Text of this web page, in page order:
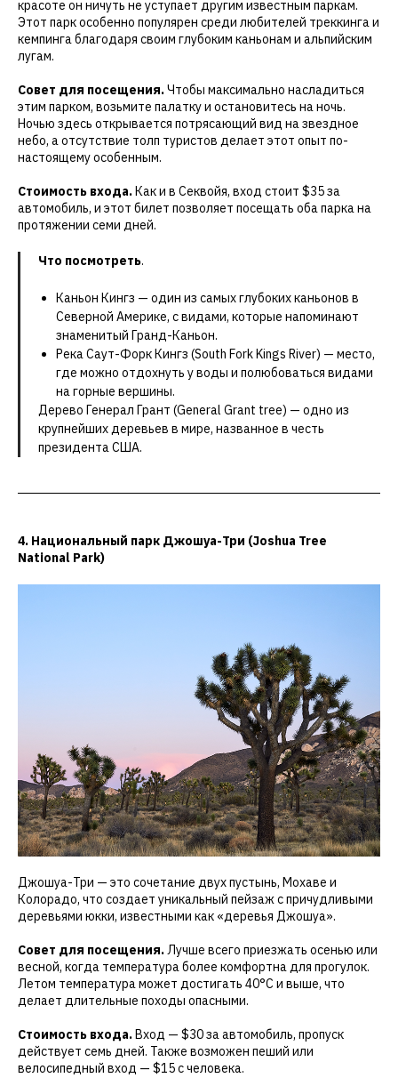
красоте он ничуть не уступает другим известным паркам.
Этот парк особенно популярен среди любителей треккинга и
кемпинга благодаря своим глубоким каньонам и альпийским
лугам.
Совет для посещения.Чтобы максимально насладиться
этим парком, возьмите палатку и остановитесь на ночь.
Ночью здесь открывается потрясающий вид на звездное
небо, а отсутствие толп туристов делает этот опыт по-
настоящему особенным.
Стоимость входа.Как и в Секвойя, вход стоит $35 за
автомобиль, и этот билет позволяет посещать оба парка на
протяжении семи дней.
Что посмотреть.
Каньон Кингз — один из самых глубоких каньонов в
Северной Америке, с видами, которые напоминают
знаменитый Гранд-Каньон.
Река Саут-Форк Кингз (South Fork Kings River) — место,
где можно отдохнуть у воды и полюбоваться видами
на горные вершины.
Дерево Генерал Грант (General Grant tree) — одно из
крупнейших деревьев в мире, названное в честь
президента США.
4. Национальный парк Джошуа-Три (Joshua Tree
National Park)
Джошуа-Три — это сочетание двух пустынь, Мохаве и
Колорадо, что создает уникальный пейзаж с причудливыми
деревьями юкки, известными как «деревья Джошуа».
Совет для посещения.Лучше всего приезжать осенью или
весной, когда температура более комфортна для прогулок.
Летом температура может достигать 40°C и выше, что
делает длительные походы опасными.
Стоимость входа.Вход — $30 за автомобиль, пропуск
действует семь дней. Также возможен пеший или
велосипедный вход — $15 с человека.